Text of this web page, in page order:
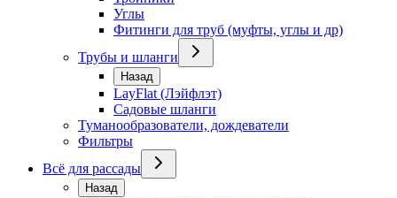
Углы
Фитинги для труб (муфты, углы и др)
Трубы и шланги
Назад
LayFlat (Лэйфлэт)
Садовые шланги
Туманообразователи, дождеватели
Фильтры
Всё для рассады
Назад